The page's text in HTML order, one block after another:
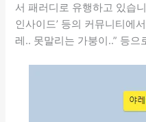
서 패러디로 유행하고 있습
인사이드’ 등의 커뮤니티에
레.. 못말리는 가붕이..” 등